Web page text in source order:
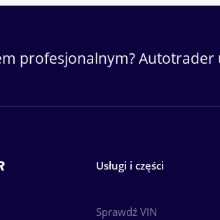
profesjonalnym?
Usługi i części
Sprawdź VIN